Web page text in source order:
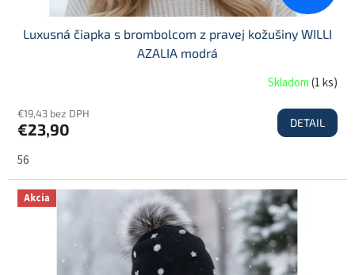
Luxusná čiapka s brombolcom z pravej kožušiny WILLI
AZALIA modrá
Skladom(1 ks)
€19,43 bez DPH
€23,90 DETAIL
56
Akcia